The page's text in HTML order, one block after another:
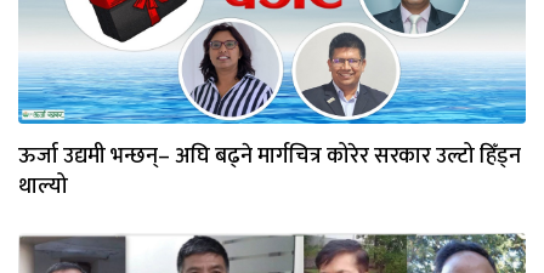
ऊर्जा उद्यमी भन्छन्– अघि बढ्ने मार्गचित्र कोरेर सरकार उल्टो हिँड्न
थाल्यो